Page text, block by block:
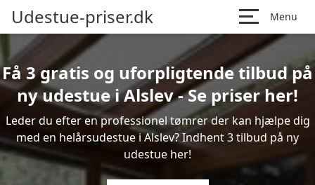
Udestue-priser.dk Menu
Få 3 gratis og uforpligtende tilbud på
ny udestue i Alslev - Se priser her!
Leder du efter en professionel tømrer der kan hjælpe dig
med en helårsudestue i Alslev? Indhent 3 tilbud på ny
udestue her!